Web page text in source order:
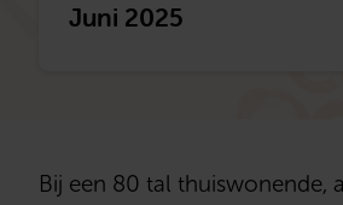
Juni 2025
Bij een 80 tal thuiswonende,